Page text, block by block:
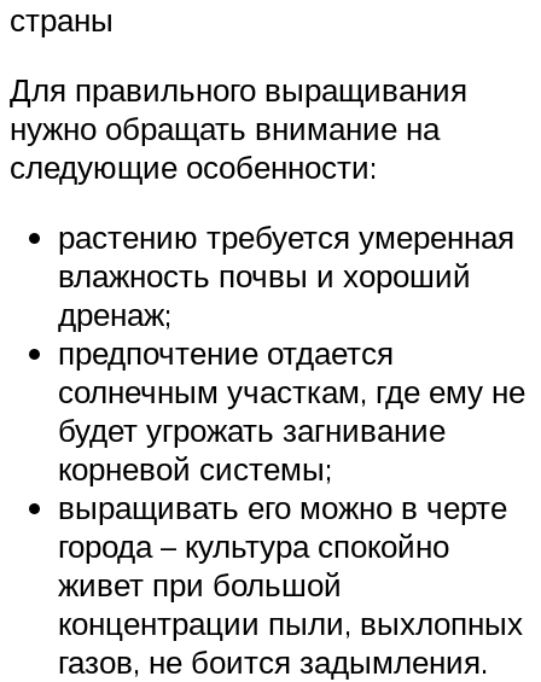
страны
Для правильного выращивания
нужно обращать внимание на
следующие особенности:
растению требуется умеренная
влажность почвы и хороший
дренаж;
предпочтение отдается
солнечным участкам, где ему не
будет угрожать загнивание
корневой системы;
выращивать его можно в черте
города – культура спокойно
живет при большой
концентрации пыли, выхлопных
газов, не боится задымления.